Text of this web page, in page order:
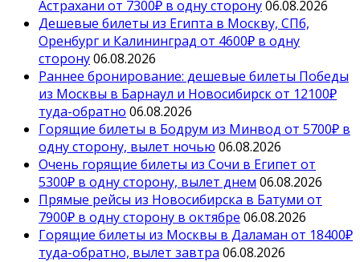
Астрахани от 7300₽ в одну сторону06.08.2026
Дешевые билеты из Египта в Москву, СПб,
Оренбург и Калининград от 4600₽ в одну
сторону06.08.2026
Раннее бронирование: дешевые билеты Победы
из Москвы в Барнаул и Новосибирск от 12100₽
туда-обратно 06.08.2026
Горящие билеты в Бодрум из Минвод от 5700₽ в
одну сторону, вылет ночью 06.08.2026
Очень горящие билеты из Сочи в Египет от
5300₽ в одну сторону, вылет днем 06.08.2026
Прямые рейсы из Новосибирска в Батуми от
7900₽ в одну сторону в октябре 06.08.2026
Горящие билеты из Москвы в Даламан от 18400₽
туда-обратно, вылет завтра 06.08.2026